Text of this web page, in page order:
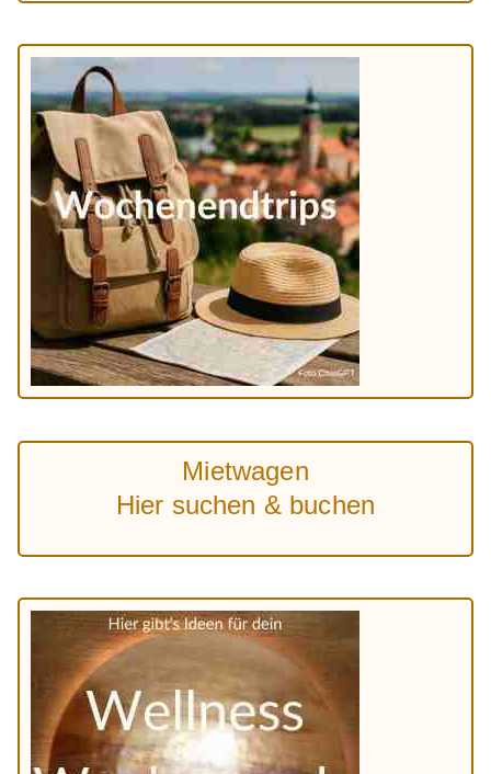
Mietwagen
Hier suchen & buchen